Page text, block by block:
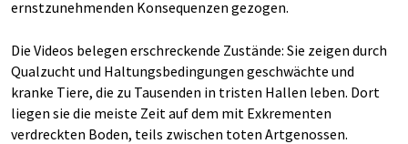
ernstzunehmenden Konsequenzen gezogen.
Die Videos belegen erschreckende Zustände: Sie zeigen durch
Qualzucht und Haltungsbedingungen geschwächte und
kranke Tiere, die zu Tausenden in tristen Hallen leben. Dort
liegen sie die meiste Zeit auf dem mit Exkrementen
verdreckten Boden, teils zwischen toten Artgenossen.